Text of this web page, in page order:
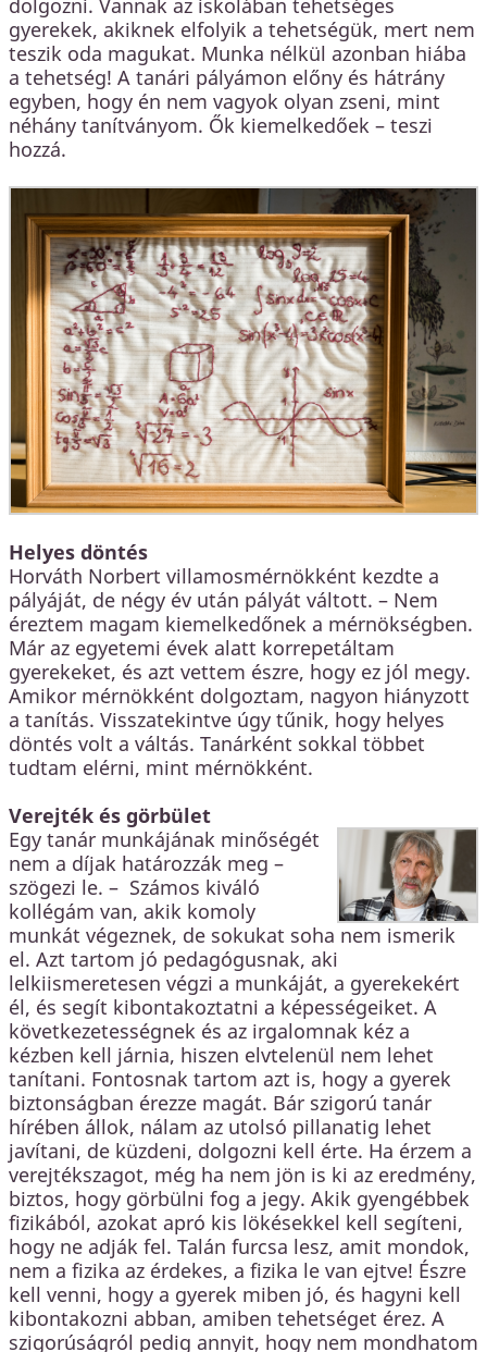
dolgozni. Vannak az iskolában tehetséges
gyerekek, akiknek elfolyik a tehetségük, mert nem
teszik oda magukat. Munka nélkül azonban hiába
a tehetség! A tanári pályámon előny és hátrány
egyben, hogy én nem vagyok olyan zseni, mint
néhány tanítványom. Ők kiemelkedőek – teszi
hozzá.
Helyes döntés
Horváth Norbert villamosmérnökként kezdte a
pályáját, de négy év után pályát váltott. – Nem
éreztem magam kiemelkedőnek a mérnökségben.
Már az egyetemi évek alatt korrepetáltam
gyerekeket, és azt vettem észre, hogy ez jól megy.
Amikor mérnökként dolgoztam, nagyon hiányzott
a tanítás. Visszatekintve úgy tűnik, hogy helyes
döntés volt a váltás. Tanárként sokkal többet
tudtam elérni, mint mérnökként.
Verejték és görbület
Egy tanár munkájának minőségét
nem a díjak határozzák meg –
szögezi le. – Számos kiváló
kollégám van, akik komoly
munkát végeznek, de sokukat soha nem ismerik
el. Azt tartom jó pedagógusnak, aki
lelkiismeretesen végzi a munkáját, a gyerekekért
él, és segít kibontakoztatni a képességeiket. A
következetességnek és az irgalomnak kéz a
kézben kell járnia, hiszen elvtelenül nem lehet
tanítani. Fontosnak tartom azt is, hogy a gyerek
biztonságban érezze magát. Bár szigorú tanár
hírében állok, nálam az utolsó pillanatig lehet
javítani, de küzdeni, dolgozni kell érte. Ha érzem a
verejtékszagot, még ha nem jön is ki az eredmény,
biztos, hogy görbülni fog a jegy. Akik gyengébbek
fizikából, azokat apró kis lökésekkel kell segíteni,
hogy ne adják fel. Talán furcsa lesz, amit mondok,
nem a fizika az érdekes, a fizika le van ejtve! Észre
kell venni, hogy a gyerek miben jó, és hagyni kell
kibontakozni abban, amiben tehetséget érez. A
szigorúságról pedig annyit, hogy nem mondhatom